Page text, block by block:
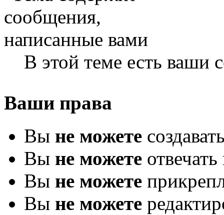
В этой теме есть ваши
Ваши права
Вы не можете
Вы не можете
Вы не можете
Вы не можете